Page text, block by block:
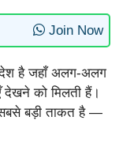
Join Now
देश है जहाँ अलग-अलग
देखने को मिलती हैं।
सबसे बड़ी ताकत है —